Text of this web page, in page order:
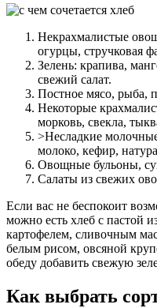
Некрахмалистые
огурцы, стручковая
Зелень: крапива,
свежий салат.
Постное мясо, рыба,
Некоторые
морковь, свекла,
>Несладкие
молоко, кефир,
Овощные бульоны,
Салаты из свежих
Если вас не беспокоит
можно есть хлеб с пастой
картофелем, сливочным
белым рисом, овсяной
обеду добавить свежую
Как выбрать